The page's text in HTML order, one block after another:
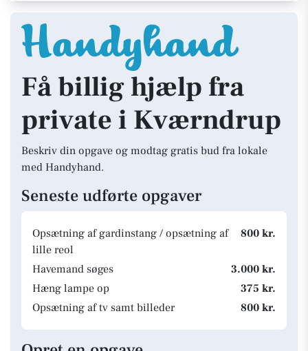
Få billig hjælp fra
private i Kværndrup
Beskriv din opgave og modtag gratis bud fra lokale
med Handyhand.
Seneste udførte opgaver
Opsætning af gardinstang / opsætning af
lille reol
800 kr.
Havemand søges
3.000 kr.
Hæng lampe op
375 kr.
Opsætning af tv samt billeder
800 kr.